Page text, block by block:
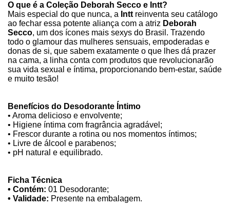
O que é a Coleção Deborah Secco e Intt?
Mais especial do que nunca, a Intt reinventa seu catálogo
ao fechar essa potente aliança com a atriz Deborah
Secco, um dos ícones mais sexys do Brasil. Trazendo
todo o glamour das mulheres sensuais, empoderadas e
donas de si, que sabem exatamente o que lhes dá prazer
na cama, a linha conta com produtos que revolucionarão
sua vida sexual e íntima, proporcionando bem-estar, saúde
e muito tesão!
Benefícios do Desodorante Íntimo
• Aroma delicioso e envolvente;
• Higiene íntima com fragrância agradável;
• Frescor durante a rotina ou nos momentos íntimos;
• Livre de álcool e parabenos;
• pH natural e equilibrado.
Ficha Técnica
• Contém: 01 Desodorante;
• Validade: Presente na embalagem.